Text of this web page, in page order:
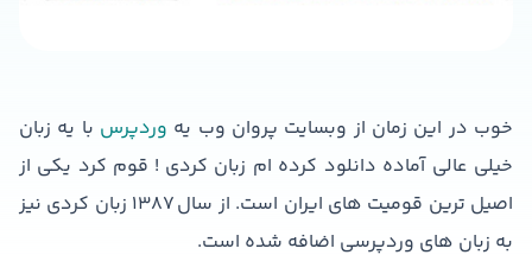
خوب در این زمان از وبسایت پروان وب یه وردپرس با یه زبان
خیلی عالی آماده دانلود کرده ام زبان کردی ! قوم کرد یکی از
اصیل ترین قومیت های ایران است. از سال ۱۳۸۷ زبان کردی نیز
به زبان های وردپرسی اضافه شده است.